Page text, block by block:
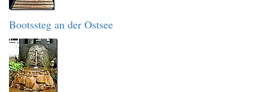
Bootssteg an der Ostsee